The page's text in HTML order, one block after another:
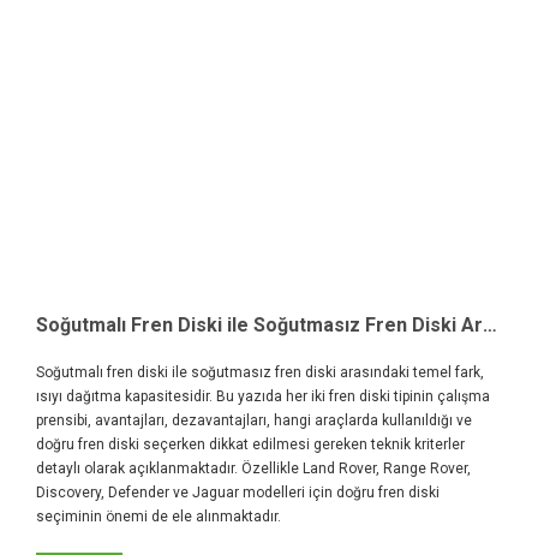
Soğutmalı Fren Diski ile Soğutmasız Fren Diski Arasındaki Farklar Nelerdir?
Soğutmalı fren diski ile soğutmasız fren diski arasındaki temel fark,
ısıyı dağıtma kapasitesidir. Bu yazıda her iki fren diski tipinin çalışma
prensibi, avantajları, dezavantajları, hangi araçlarda kullanıldığı ve
doğru fren diski seçerken dikkat edilmesi gereken teknik kriterler
detaylı olarak açıklanmaktadır. Özellikle Land Rover, Range Rover,
Discovery, Defender ve Jaguar modelleri için doğru fren diski
seçiminin önemi de ele alınmaktadır.